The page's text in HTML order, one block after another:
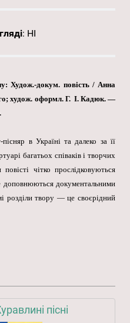
: НІ
Худож.-докум. повість / Анна
худож. оформл. Г. І. Кадюк. —
в Україні та далеко за її
багатьох співаків і творчих
чітко прослідковуються
доповнюються документальними
розділи твору — це своєрідний
пісні